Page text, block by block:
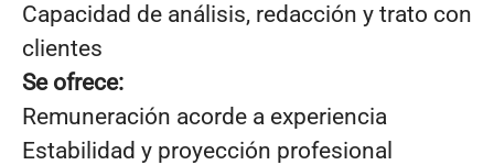
Capacidad de análisis, redacción y trato con
clientes
Se ofrece:
Remuneración acorde a experiencia
Estabilidad y proyección profesional